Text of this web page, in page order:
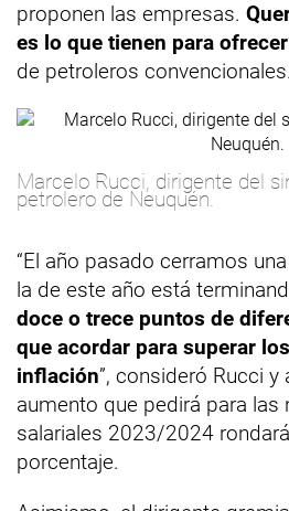
proponen las empresas.
es lo que tienen para ofrecer
de petroleros convencionales.
Marcelo Rucci, dirigente del
petrolero de Neuquén.
“El año pasado cerramos
la de este año está
doce o trece puntos de
que acordar para superar
inflación”, consideró Rucci y
aumento que pedirá para las
salariales 2023/2024
porcentaje.